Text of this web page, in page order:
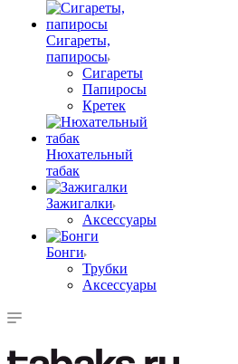
Сигареты,
папиросы
Сигареты
Папиросы
Кретек
Нюхательный
табак
Зажигалки
Аксессуары
Бонги
Трубки
Аксессуары